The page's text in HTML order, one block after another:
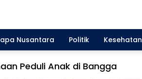
Nusantara Politik Kesehatan
Peduli Anak di Bangga